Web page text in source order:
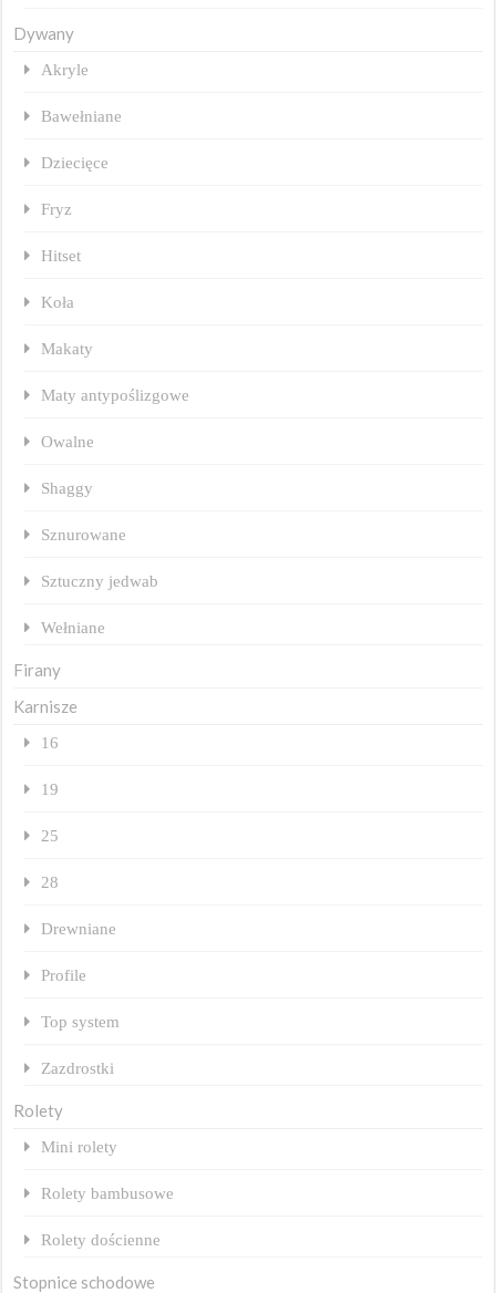
Dywany
Akryle
Bawełniane
Dziecięce
Fryz
Hitset
Koła
Makaty
Maty antypoślizgowe
Owalne
Shaggy
Sznurowane
Sztuczny jedwab
Wełniane
Firany
Karnisze
16
19
25
28
Drewniane
Profile
Top system
Zazdrostki
Rolety
Mini rolety
Rolety bambusowe
Rolety dościenne
Stopnice schodowe